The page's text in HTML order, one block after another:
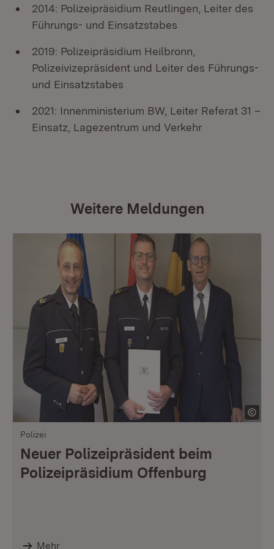
2014: Polizeipräsidium Reutlingen, Leiter des
Führungs- und Einsatzstabes
2019: Polizeipräsidium Heilbronn,
Polizeivizepräsident und Leiter des Führungs-
und Einsatzstabes
2021: Innenministerium BW, Leiter Referat 31 –
Einsatz, Lagezentrum und Verkehr
Weitere Meldungen
Polizei
Neuer Polizeipräsident beim
Polizeipräsidium Offenburg
Mehr